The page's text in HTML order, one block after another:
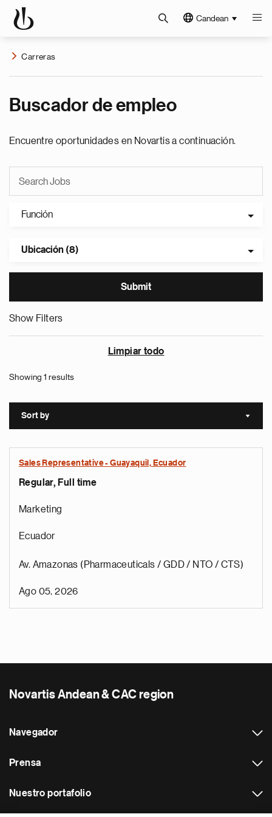
Candean
Carreras
Buscador de empleo
Encuentre oportunidades en Novartis a continuación.
Función
Ubicación (8)
Show Filters
Limpiar todo
Showing 1 results
Sort by Sort
Sales Representative - Guayaquil, Ecuador
Regular, Full time
Marketing
Ecuador
Av. Amazonas (Pharmaceuticals / GDD / NTO / CTS)
Ago 05, 2026
Novartis Andean & CAC region
Navegador
Prensa
Nuestro portafolio